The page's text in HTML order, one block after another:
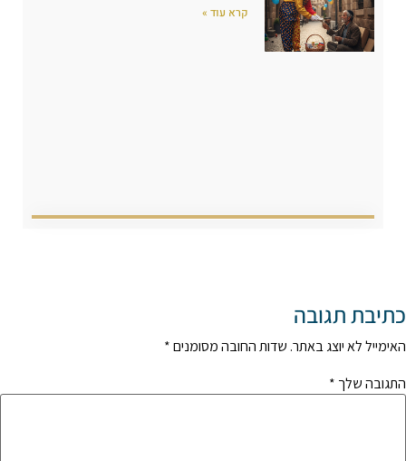
קרא עוד »
כתיבת תגובה
האימייל לא יוצג באתר. שדות החובה מסומנים*
התגובה שלך *